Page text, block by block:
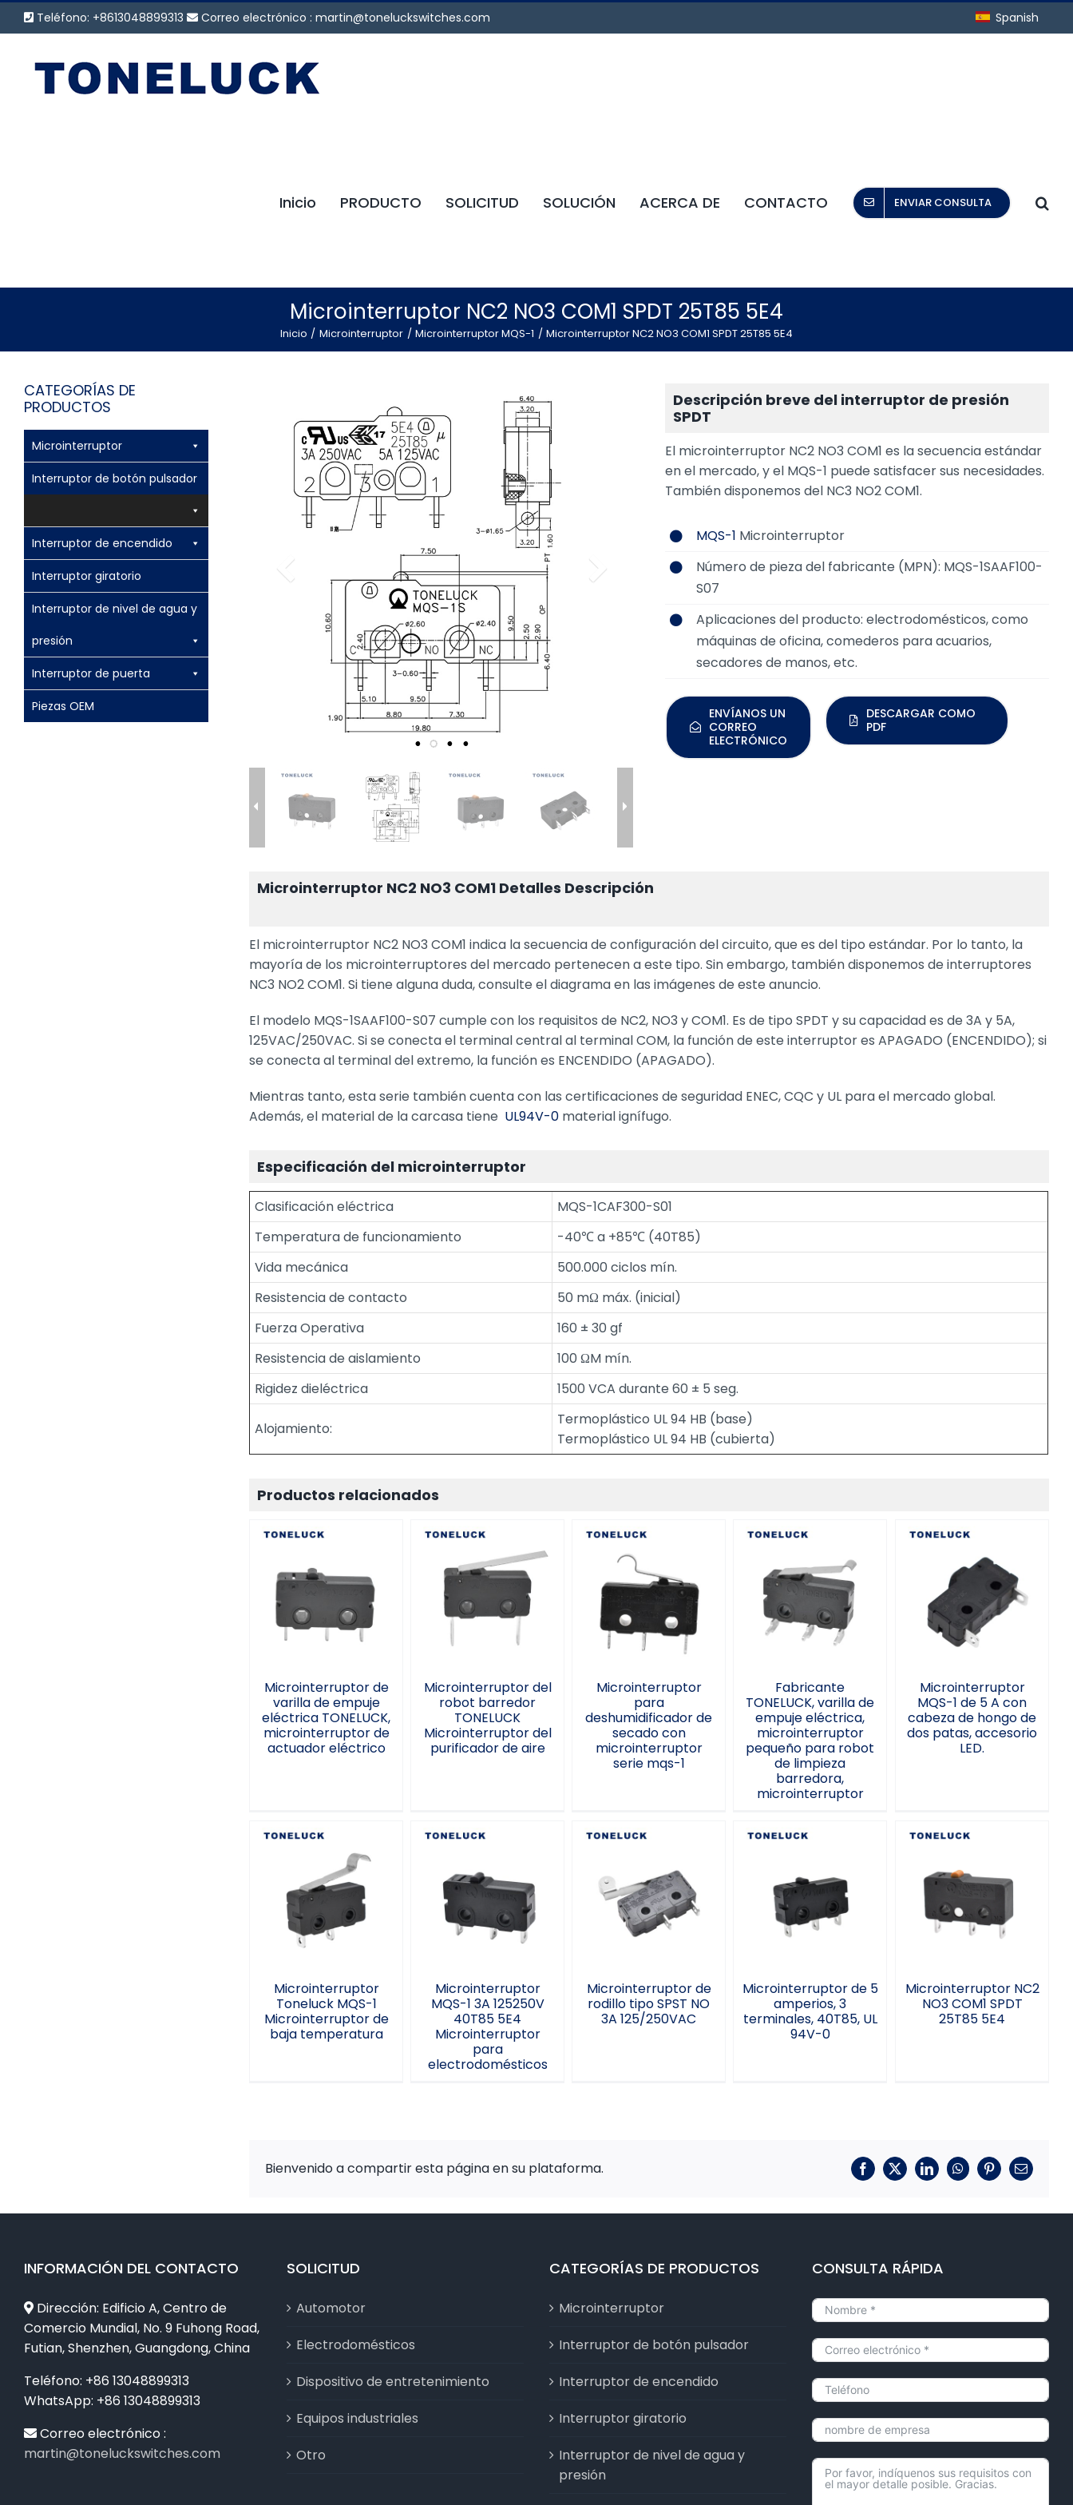
Saltar
al
Teléfono: +8613048899313 Correo electrónico : martin@toneluckswitches.com Spanish
Inicio PRODUCTO SOLICITUD SOLUCIÓN ACERCA DE CONTACTO ENVIAR CONSULTA
Microinterruptor NC2 NO3 COM1 SPDT 25T85 5E4
Inicio Microinterruptor Microinterruptor MQS-1 Microinterruptor NC2 NO3 COM1 SPDT 25T85 5E4
Descripción breve del interruptor de presión
SPDT
El microinterruptor NC2 NO3 COM1 es la secuencia estándar
en el mercado, y el MQS-1 puede satisfacer sus necesidades.
También disponemos del NC3 NO2 COM1.
MQS-1 Microinterruptor
Número de pieza del fabricante (MPN): MQS-1SAAF100-
S07
Aplicaciones del producto: electrodomésticos, como
máquinas de oficina, comederos para acuarios,
secadores de manos, etc.
ENVÍANOS UN
CORREO
ELECTRÓNICO
DESCARGAR COMO
PDF
Microinterruptor NC2 NO3 COM1 Detalles Descripción
El microinterruptor NC2 NO3 COM1 indica la secuencia de configuración del circuito, que es del tipo estándar. Por lo tanto, la
mayoría de los microinterruptores del mercado pertenecen a este tipo. Sin embargo, también disponemos de interruptores
NC3 NO2 COM1. Si tiene alguna duda, consulte el diagrama en las imágenes de este anuncio.
El modelo MQS-1SAAF100-S07 cumple con los requisitos de NC2, NO3 y COM1. Es de tipo SPDT y su capacidad es de 3A y 5A,
125VAC/250VAC. Si se conecta el terminal central al terminal COM, la función de este interruptor es APAGADO (ENCENDIDO); si
se conecta al terminal del extremo, la función es ENCENDIDO (APAGADO).
Mientras tanto, esta serie también cuenta con las certificaciones de seguridad ENEC, CQC y UL para el mercado global.
Además, el material de la carcasa tiene UL94V-0 material ignífugo.
Especificación del microinterruptor
Clasificación eléctrica
MQS-1CAF300-S01
Temperatura de funcionamiento
-40℃ a +85℃ (40T85)
Vida mecánica
500.000 ciclos mín.
Resistencia de contacto
50 mΩ máx. (inicial)
Fuerza Operativa
160 ± 30 gf
Resistencia de aislamiento
100 ΩM mín.
Rigidez dieléctrica
1500 VCA durante 60 ± 5 seg.
Alojamiento:
Termoplástico UL 94 HB (base)
Termoplástico UL 94 HB (cubierta)
Productos relacionados
Microinterruptor
de varilla de
empuje eléctrica
TONELUCK,
microinterruptor
de actuador
Microinterruptor de
varilla de empuje
eléctrica TONELUCK,
microinterruptor de
actuador eléctrico
Microinterruptor
del robot barredor
TONELUCK
Microinterruptor
del purificador de
Microinterruptor del
robot barredor
TONELUCK
Microinterruptor del
purificador de aire
Microinterruptor
para
deshumidificador
de secado con
microinterruptor
serie mqs-1
Microinterruptor
para
deshumidificador de
secado con
microinterruptor
serie mqs-1
TONELUCK, varilla
de empuje
eléctrica,
microinterruptor
pequeño para
robot de limpieza
Fabricante
TONELUCK, varilla de
empuje eléctrica,
microinterruptor
pequeño para robot
de limpieza
barredora,
microinterruptor
Microinterruptor
MQS-1 de 5 A con
cabeza de hongo
de dos patas,
accesorio LED.
Microinterruptor
MQS-1 de 5 A con
cabeza de hongo de
dos patas, accesorio
LED.
Microinterruptor
Toneluck MQS-1
Microinterruptor
de baja
temperatura
Microinterruptor
Toneluck MQS-1
Microinterruptor de
baja temperatura
Microinterruptor
MQS-1 3A 125250V
40T85 5E4
Microinterruptor
para
Microinterruptor
MQS-1 3A 125250V
40T85 5E4
Microinterruptor
para
electrodomésticos
Microinterruptor
de rodillo tipo SPST
NO 3A 125/250VAC
Microinterruptor de
rodillo tipo SPST NO
3A 125/250VAC
Microinterruptor
de 5 amperios, 3
terminales, 40T85,
UL 94V-0
Microinterruptor de 5
amperios, 3
terminales, 40T85, UL
94V-0
Microinterruptor
NC2 NO3 COM1
SPDT 25T85 5E4
Microinterruptor NC2
NO3 COM1 SPDT
25T85 5E4
Bienvenido a compartir esta página en su plataforma. Facebook
X LinkedInWhatsAppPinterestCorreo
CATEGORÍAS DE
PRODUCTOS
Microinterruptor
Interruptor de botón pulsador
Interruptor de encendido
Interruptor giratorio
Interruptor de nivel de agua y
presión
Interruptor de puerta
Piezas OEM
INFORMACIÓN DEL CONTACTO
Dirección: Edificio A, Centro de
Comercio Mundial, No. 9 Fuhong Road,
Futian, Shenzhen, Guangdong, China
Teléfono: +86 13048899313
WhatsApp: +86 13048899313
Correo electrónico :
martin@toneluckswitches.com
SOLICITUD
Automotor
Electrodomésticos
Dispositivo de entretenimiento
Equipos industriales
Otro
CATEGORÍAS DE PRODUCTOS
Microinterruptor
Interruptor de botón pulsador
Interruptor de encendido
Interruptor giratorio
Interruptor de nivel de agua y
presión
CONSULTA RÁPIDA